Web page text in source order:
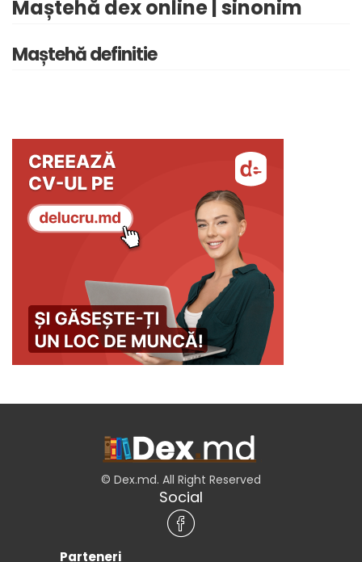
Maștehă dex online | sinonim
Maștehă definitie
© Dex.md. All Right Reserved
Social
Parteneri